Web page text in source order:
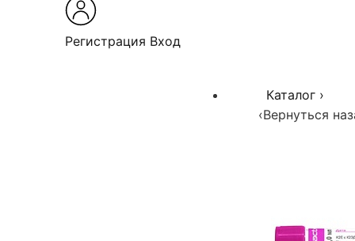
Регистрация Вход
Каталог ›
‹Вернуться